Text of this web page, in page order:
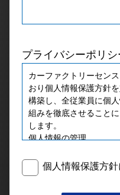
プライバシーポリシ
カーファクトリーセン
おり個人情報保護方針
構築し、全従業員に個
組みを徹底させること
します。
個⼈情報の管理
ち、個人情報への不正
漏洩などを防⽌するた
個人情報保護方針